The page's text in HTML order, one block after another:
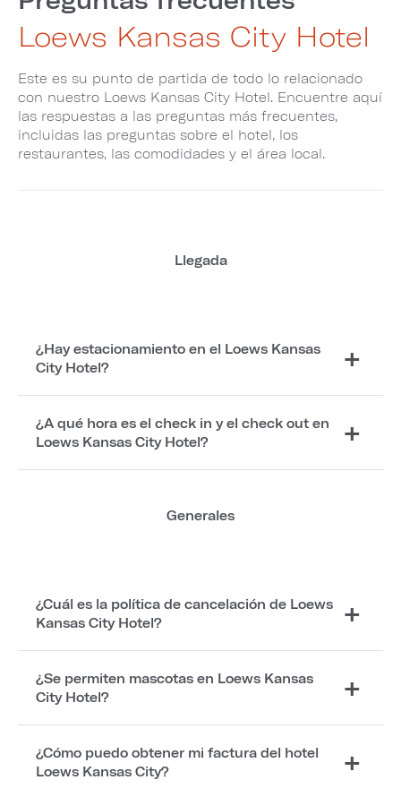
Loews Kansas City Hotel
Este es su punto de partida de todo lo relacionado
con nuestro Loews Kansas City Hotel. Encuentre aquí
las respuestas a las preguntas más frecuentes,
incluidas las preguntas sobre el hotel, los
restaurantes, las comodidades y el área local.
Llegada
¿Hay estacionamiento en el Loews Kansas
City Hotel?
¿A qué hora es el check in y el check out en
Loews Kansas City Hotel?
Generales
¿Cuál es la política de cancelación de Loews
Kansas City Hotel?
¿Se permiten mascotas en Loews Kansas
City Hotel?
¿Cómo puedo obtener mi factura del hotel
Loews Kansas City?